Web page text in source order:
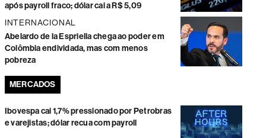
após payroll fraco; dólar cai a R$ 5,09
INTERNACIONAL
Abelardo de la Espriella chega ao poder em
Colômbia endividada, mas com menos
pobreza
MERCADOS
Ibovespa cai 1,7% pressionado por Petrobras
e varejistas; dólar recua com payroll